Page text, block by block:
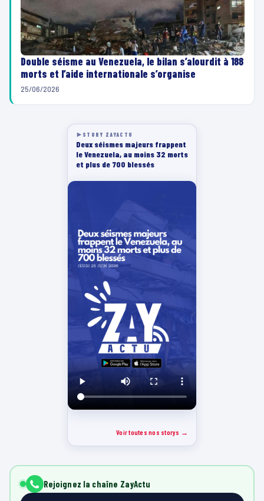
Double séisme au Venezuela, le bilan s’alourdit à 188
morts et l’aide internationale s’organise
25/06/2026
STORY ZAYACTU
Deux séismes majeurs frappent
le Venezuela, au moins 32 morts
et plus de 700 blessés
Voir toutes nos storys →
Rejoignez la chaîne ZayActu